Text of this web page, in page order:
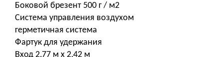
Боковой брезент 500 г / м2
Система управления воздухом
герметичная система
Фартук для удержания
Вход 2,77 м x 2,42 м